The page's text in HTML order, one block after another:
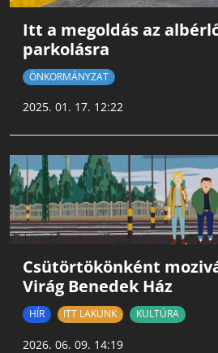
Itt a megoldás az
parkolásra
ÖNKORMÁNYZAT
2025. 01. 17. 12:22
Csütörtökönként
Virág Benedek Ház
HÍR ITT LAKUNK KULTÚRA
2026. 06. 09. 14:19